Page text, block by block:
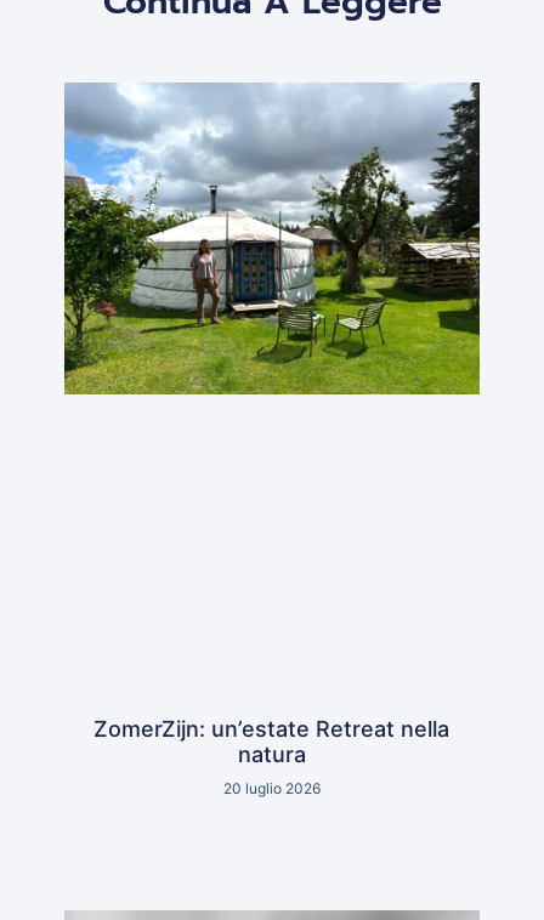
ZomerZijn: un’estate Retreat nella
natura
20 luglio 2026